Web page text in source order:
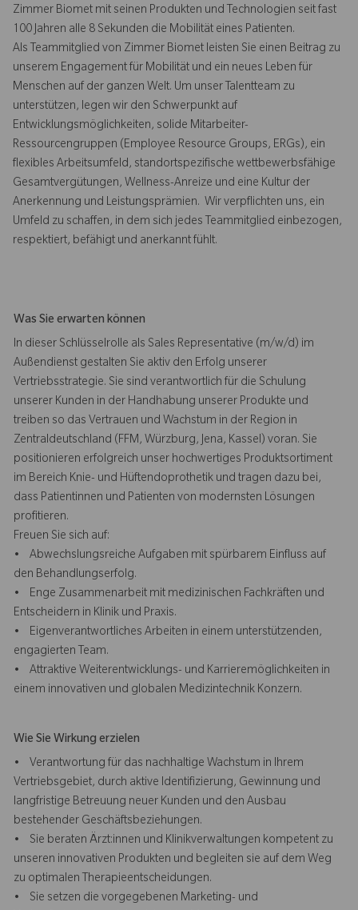
Zimmer Biomet mit seinen Produkten und Technologien seit fast
100 Jahren alle 8 Sekunden die Mobilität eines Patienten.
Als Teammitglied von Zimmer Biomet leisten Sie einen Beitrag zu
unserem Engagement für Mobilität und ein neues Leben für
Menschen auf der ganzen Welt. Um unser Talentteam zu
unterstützen, legen wir den Schwerpunkt auf
Entwicklungsmöglichkeiten, solide Mitarbeiter-
Ressourcengruppen (Employee Resource Groups, ERGs), ein
flexibles Arbeitsumfeld, standortspezifische wettbewerbsfähige
Gesamtvergütungen, Wellness-Anreize und eine Kultur der
Anerkennung und Leistungsprämien. Wir verpflichten uns, ein
Umfeld zu schaffen, in dem sich jedes Teammitglied einbezogen,
respektiert, befähigt und anerkannt fühlt.
Was Sie erwarten können
In dieser Schlüsselrolle als Sales Representative (m/w/d) im
Außendienst gestalten Sie aktiv den Erfolg unserer
Vertriebsstrategie. Sie sind verantwortlich für die Schulung
unserer Kunden in der Handhabung unserer Produkte und
treiben so das Vertrauen und Wachstum in der Region in
Zentraldeutschland (FFM, Würzburg, Jena, Kassel) voran. Sie
positionieren erfolgreich unser hochwertiges Produktsortiment
im Bereich Knie- und Hüftendoprothetik und tragen dazu bei,
dass Patientinnen und Patienten von modernsten Lösungen
profitieren.
Freuen Sie sich auf:
• Abwechslungsreiche Aufgaben mit spürbarem Einfluss auf
den Behandlungserfolg.
• Enge Zusammenarbeit mit medizinischen Fachkräften und
Entscheidern in Klinik und Praxis.
• Eigenverantwortliches Arbeiten in einem unterstützenden,
engagierten Team.
• Attraktive Weiterentwicklungs- und Karrieremöglichkeiten in
einem innovativen und globalen Medizintechnik Konzern.
Wie Sie Wirkung erzielen
• Verantwortung für das nachhaltige Wachstum in Ihrem
Vertriebsgebiet, durch aktive Identifizierung, Gewinnung und
langfristige Betreuung neuer Kunden und den Ausbau
bestehender Geschäftsbeziehungen.
• Sie beraten Ärzt:innen und Klinikverwaltungen kompetent zu
unseren innovativen Produkten und begleiten sie auf dem Weg
zu optimalen Therapieentscheidungen.
• Sie setzen die vorgegebenen Marketing- und